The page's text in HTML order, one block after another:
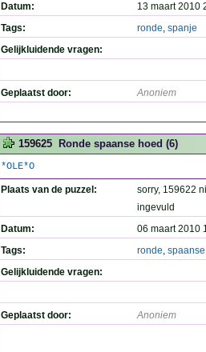
Datum:
13 maart 2010
Tags:
ronde, spanje
Gelijkluidende vragen:
Geplaatst door: Anoniem
159625 Ronde spaanse hoed (6)
*OLE*O
Plaats van de puzzel:
sorry, 159622
ingevuld
Datum:
06 maart 2010
Tags:
ronde, spaanse
Gelijkluidende vragen:
Geplaatst door: Anoniem